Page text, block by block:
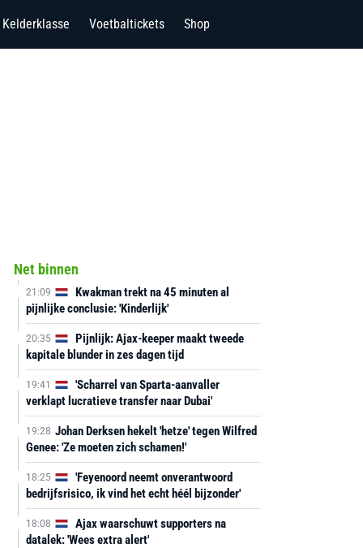
Kelderklasse Voetbaltickets Shop
Net binnen
21:09
Kwakman trekt na 45 minuten al
pijnlijke conclusie: 'Kinderlijk'
20:35
Pijnlijk: Ajax-keeper maakt tweede
kapitale blunder in zes dagen tijd
19:41
'Scharrel van Sparta-aanvaller
verklapt lucratieve transfer naar Dubai'
19:28 Johan Derksen hekelt 'hetze' tegen Wilfred
Genee: 'Ze moeten zich schamen!'
18:25
'Feyenoord neemt onverantwoord
bedrijfsrisico, ik vind het echt héél bijzonder'
18:08
Ajax waarschuwt supporters na
datalek: 'Wees extra alert'